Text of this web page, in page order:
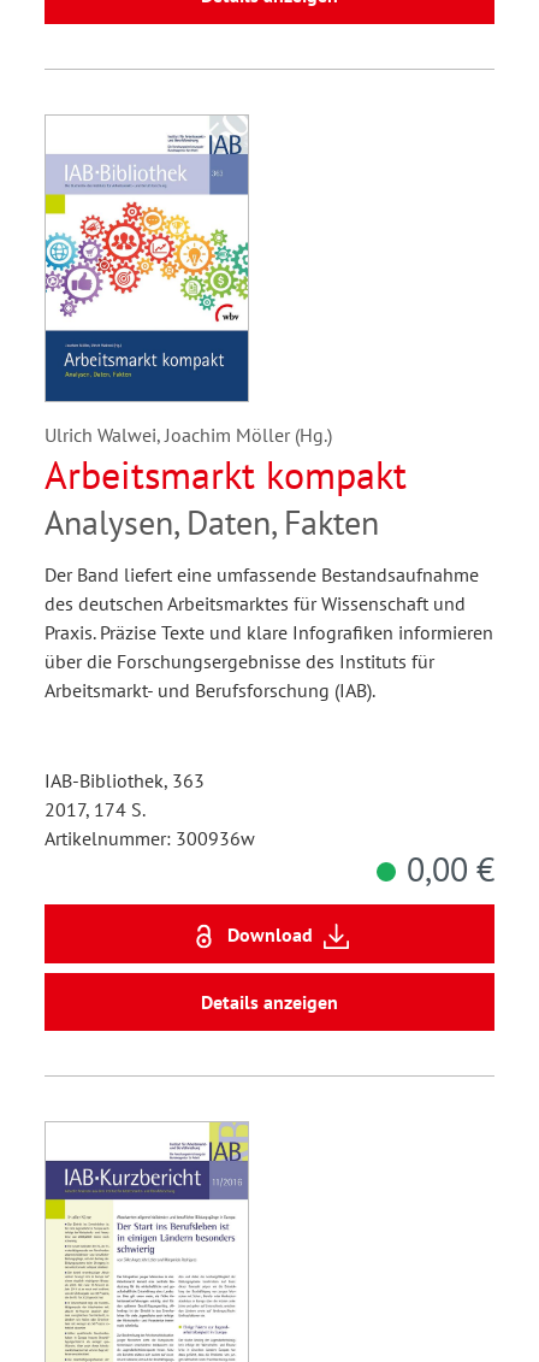
Ulrich Walwei, Joachim Möller (Hg.)
Arbeitsmarkt kompakt
Analysen, Daten, Fakten
Der Band liefert eine umfassende Bestandsaufnahme
des deutschen Arbeitsmarktes für Wissenschaft und
Praxis. Präzise Texte und klare Infografiken informieren
über die Forschungsergebnisse des Instituts für
Arbeitsmarkt- und Berufsforschung (IAB).
IAB-Bibliothek, 363
2017, 174 S.
Artikelnummer: 300936w
0,00 €
Download
Details anzeigen